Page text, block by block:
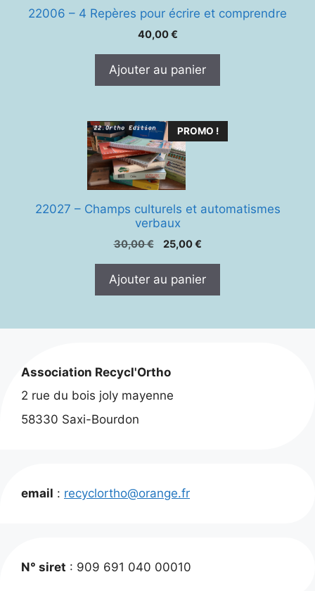
22006 – 4 Repères pour écrire et comprendre
40,00€
Ajouter au panier
PROMO !
22027 – Champs culturels et automatismes
verbaux
30,00€
Le
était :
25,00€Le
est :
Ajouter au panier
Association Recycl'Ortho
2 rue du bois joly mayenne
58330 Saxi-Bourdon
email : recyclortho@orange.fr
N° siret : 909 691 040 00010